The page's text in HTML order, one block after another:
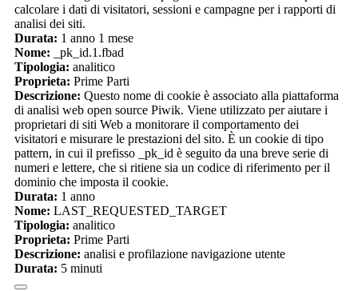
calcolare i dati di visitatori, sessioni e campagne per i rapporti di
analisi dei siti.
Durata: 1 anno 1 mese
Nome: _pk_id.1.fbad
Tipologia: analitico
Proprieta: Prime Parti
Descrizione: Questo nome di cookie è associato alla piattaforma
di analisi web open source Piwik. Viene utilizzato per aiutare i
proprietari di siti Web a monitorare il comportamento dei
visitatori e misurare le prestazioni del sito. È un cookie di tipo
pattern, in cui il prefisso _pk_id è seguito da una breve serie di
numeri e lettere, che si ritiene sia un codice di riferimento per il
dominio che imposta il cookie.
Durata: 1 anno
Nome: LAST_REQUESTED_TARGET
Tipologia: analitico
Proprieta: Prime Parti
Descrizione: analisi e profilazione navigazione utente
Durata: 5 minuti